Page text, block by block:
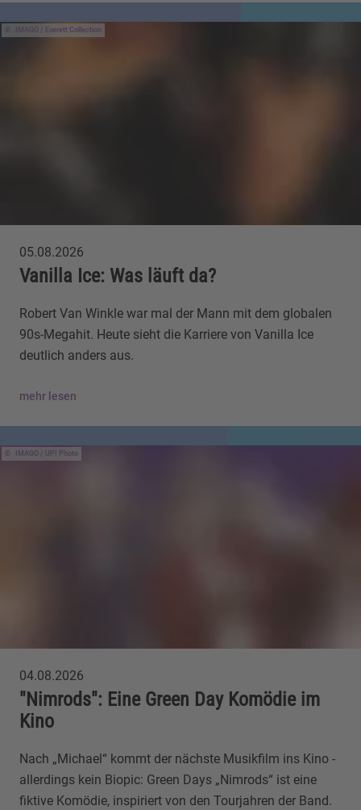
IMAGO / Everett Collection
05.08.2026
Vanilla Ice: Was läuft da?
Robert Van Winkle war mal der Mann mit dem globalen
90s-Megahit. Heute sieht die Karriere von Vanilla Ice
deutlich anders aus.
mehr lesen
IMAGO / UPI Photo
04.08.2026
"Nimrods": Eine Green Day Komödie im
Kino
Nach „Michael“ kommt der nächste Musikfilm ins Kino -
allerdings kein Biopic: Green Days „Nimrods“ ist eine
fiktive Komödie, inspiriert von den Tourjahren der Band.